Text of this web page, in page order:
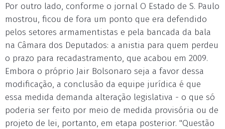
Por outro lado, conforme o jornal O Estado de S. Paulo
mostrou, ficou de fora um ponto que era defendido
pelos setores armamentistas e pela bancada da bala
na Câmara dos Deputados: a anistia para quem perdeu
o prazo para recadastramento, que acabou em 2009.
Embora o próprio Jair Bolsonaro seja a favor dessa
modificação, a conclusão da equipe jurídica é que
essa medida demanda alteração legislativa - o que só
poderia ser feito por meio de medida provisória ou de
projeto de lei, portanto, em etapa posterior. "Questão